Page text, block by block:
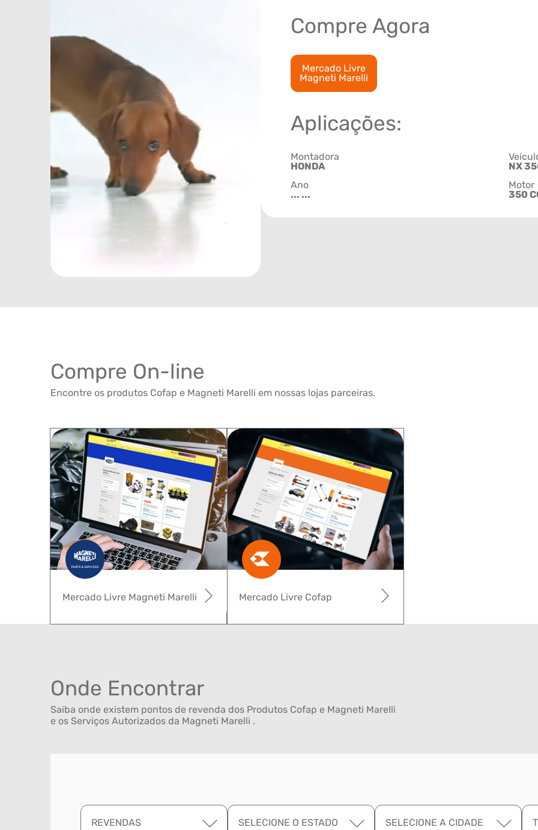
Compre Agora
Mercado Livre
Magneti Marelli
Aplicações:
Montadora
HONDA
NX
Ano
... ...
Motor
350
Compre On-line
Encontre os produtos Cofap e Magneti Marelli em nossas lojas parceiras.
Mercado Livre Cofap
Mercado Livre Magneti Marelli
Onde Encontrar
Saiba onde existem pontos de revenda dos Produtos Cofap e Magneti Marelli
e os Serviços Autorizados da Magneti Marelli .
REVENDAS SELECIONE O ESTADO SELECIONE A CIDADE